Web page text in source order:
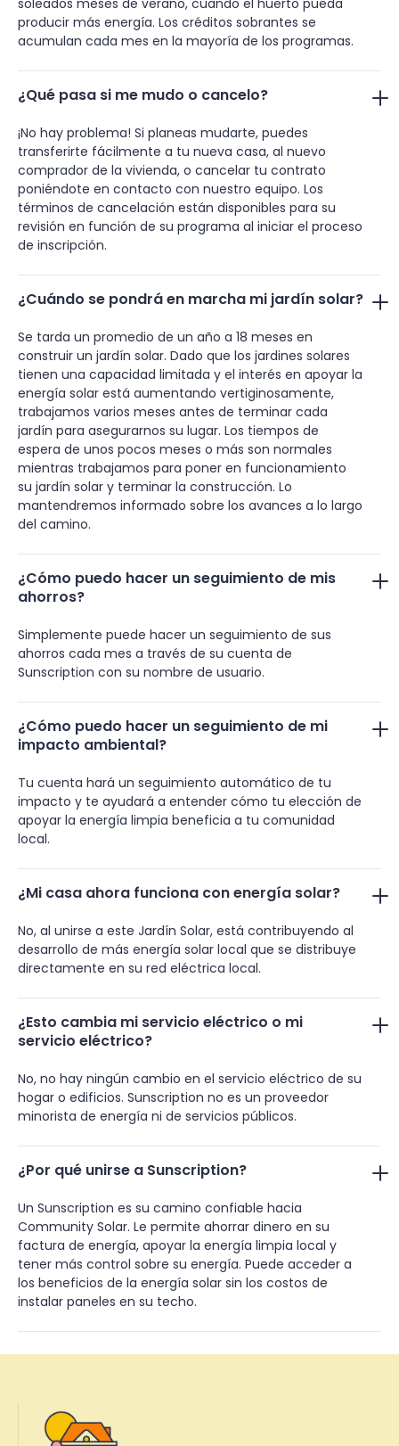
producir más energía. Los créditos sobrantes se
acumulan cada mes en la mayoría de los programas.
¿Qué pasa si me mudo o cancelo?
¡No hay problema! Si planeas mudarte, puedes
transferirte fácilmente a tu nueva casa, al nuevo
comprador de la vivienda, o cancelar tu contrato
poniéndote en contacto con nuestro equipo. Los
términos de cancelación están disponibles para su
revisión en función de su programa al iniciar el proceso
de inscripción.
¿Cuándo se pondrá en marcha mi jardín solar?
Se tarda un promedio de un año a 18 meses en
construir un jardín solar. Dado que los jardines solares
tienen una capacidad limitada y el interés en apoyar la
energía solar está aumentando vertiginosamente,
trabajamos varios meses antes de terminar cada
jardín para asegurarnos su lugar. Los tiempos de
espera de unos pocos meses o más son normales
mientras trabajamos para poner en funcionamiento
su jardín solar y terminar la construcción. Lo
mantendremos informado sobre los avances a lo largo
del camino.
¿Cómo puedo hacer un seguimiento de mis
ahorros?
Simplemente puede hacer un seguimiento de sus
ahorros cada mes a través de su cuenta de
Sunscription con su nombre de usuario.
¿Cómo puedo hacer un seguimiento de mi
impacto ambiental?
Tu cuenta hará un seguimiento automático de tu
impacto y te ayudará a entender cómo tu elección de
apoyar la energía limpia beneficia a tu comunidad
local.
¿Mi casa ahora funciona con energía solar?
No, al unirse a este Jardín Solar, está contribuyendo al
desarrollo de más energía solar local que se distribuye
directamente en su red eléctrica local.
¿Esto cambia mi servicio eléctrico o mi
servicio eléctrico?
No, no hay ningún cambio en el servicio eléctrico de su
hogar o edificios. Sunscription no es un proveedor
minorista de energía ni de servicios públicos.
¿Por qué unirse a Sunscription?
Un Sunscription es su camino confiable hacia
Community Solar. Le permite ahorrar dinero en su
factura de energía, apoyar la energía limpia local y
tener más control sobre su energía. Puede acceder a
los beneficios de la energía solar sin los costos de
instalar paneles en su techo.